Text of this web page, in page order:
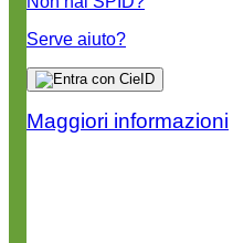
Serve aiuto?
Maggiori informazioni